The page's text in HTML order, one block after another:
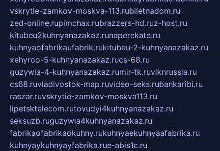
vskrytie-zamkov-moskva-113.rubiletnadom.ru
zed-online.rupimchax.rubrazzers-hd.ruz-host.ru
kitubeu2kuhnyanazakaz.runaperekate.ru
kuhnyaofabrikaufabrik.rukitubeu-2-kuhnyanazakaz.ru
xehyroo-5-kuhnyanazakaz.rucs-68.ru
guzywia-4-kuhnyanazakaz.rumir-tk.ruvlknrussia.ru
cs68.ruvladivostok-map.ruvideo-seks.rubankaribi.ru
raszar.ruvskrytie-zamkov-moskva113.ru
lipetsktelecom.rutovudyi4kuhnyanazakaz.ru
seksuzb.ruguzywia4kuhnyanazakaz.ru
fabrikaofabrikaokuhny.rukuhnyaekuhnyaafabrika.ru
kuhnyaykuhnyayfabrika.rue-abis1c.ru